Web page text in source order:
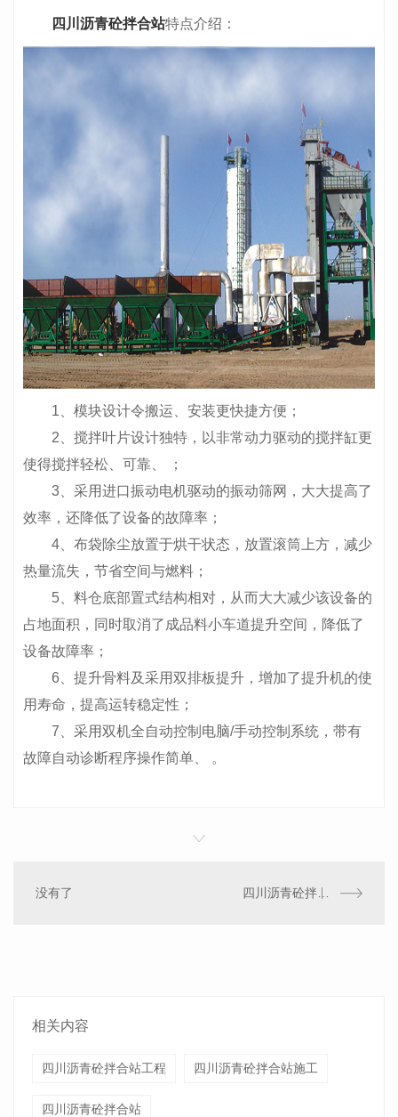
四川沥青砼拌合站特点介绍：
1、模块设计令搬运、安装更快捷方便；
2、搅拌叶片设计独特，以非常动力驱动的搅拌缸更
使得搅拌轻松、可靠、 ；
3、采用进口振动电机驱动的振动筛网，大大提高了
效率，还降低了设备的故障率；
4、布袋除尘放置于烘干状态，放置滚筒上方，减少
热量流失，节省空间与燃料；
5、料仓底部置式结构相对，从而大大减少该设备的
占地面积，同时取消了成品料小车道提升空间，降低了
设备故障率；
6、提升骨料及采用双排板提升，增加了提升机的使
用寿命，提高运转稳定性；
7、采用双机全自动控制电脑/手动控制系统，带有
故障自动诊断程序操作简单、 。
没有了 四川沥青砼拌合站施工
相关内容
四川沥青砼拌合站工程 四川沥青砼拌合站施工
四川沥青砼拌合站